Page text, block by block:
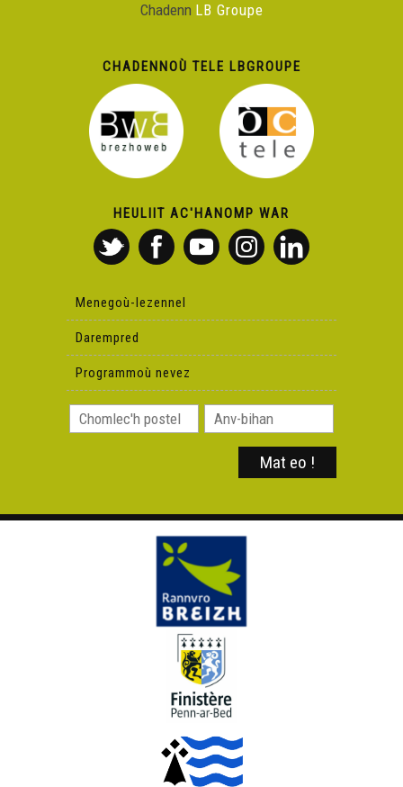
Chadenn LB Groupe
CHADENNOÙ TELE LBGROUPE
HEULIIT AC'HANOMP WAR
Menegoù-lezennel
Darempred
Programmoù nevez